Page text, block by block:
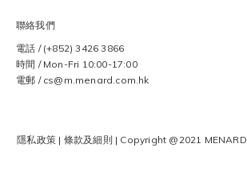
聯絡我們
電話 / (+852) 3426 3866
時間 / Mon-Fri 10:00-17:00
電郵 / cs@m.menard.com.hk
隱私政策 | 條款及細則 | Copyright @2021 MENARD